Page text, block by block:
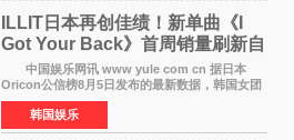
ILLIT日本再创佳绩！新单曲《I
Got Your Back》首周销量刷新自
身纪录
中国娱乐网讯 www yule com cn 据日本
Oricon公信榜8月5日发布的最新数据，韩国女团
ILLIT在日本发行的第二张单曲《I Got Your
Back》首周销量达到71,009张，成功跻身最新一
期周单曲排行
韩国娱乐